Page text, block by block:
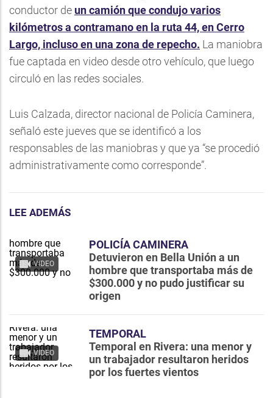
conductor de un camión que condujo varios
kilómetros a contramano en la ruta 44, en Cerro
Largo, incluso en una zona de repecho. La maniobra
fue captada en video desde otro vehículo, que luego
circuló en las redes sociales.
Luis Calzada, director nacional de Policía Caminera,
señaló este jueves que se identificó a los
responsables de las maniobras y que ya “se procedió
administrativamente como corresponde”.
LEE ADEMÁS
VIDEO
POLICÍA CAMINERA
Detuvieron en Bella Unión a un
hombre que transportaba más de
$300.000 y no pudo justificar su
origen
VIDEO
TEMPORAL
Temporal en Rivera: una menor y
un trabajador resultaron heridos
por los fuertes vientos